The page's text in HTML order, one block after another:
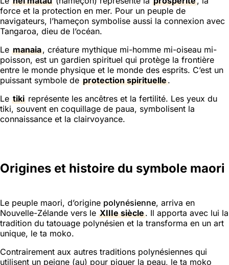
force et la protection en mer. Pour un peuple de
navigateurs, l’hameçon symbolise aussi la connexion avec
Tangaroa, dieu de l’océan.
Le manaia, créature mythique mi-homme mi-oiseau mi-
poisson, est un gardien spirituel qui protège la frontière
entre le monde physique et le monde des esprits. C’est un
puissant symbole de protection spirituelle.
Le tiki représente les ancêtres et la fertilité. Les yeux du
tiki, souvent en coquillage de paua, symbolisent la
connaissance et la clairvoyance.
Origines et histoire du symbole maori
Le peuple maori, d’origine polynésienne, arriva en
Nouvelle-Zélande vers le XIIIe siècle. Il apporta avec lui la
tradition du tatouage polynésien et la transforma en un art
unique, le ta moko.
Contrairement aux autres traditions polynésiennes qui
utilisent un peigne (au) pour piquer la peau, le ta moko